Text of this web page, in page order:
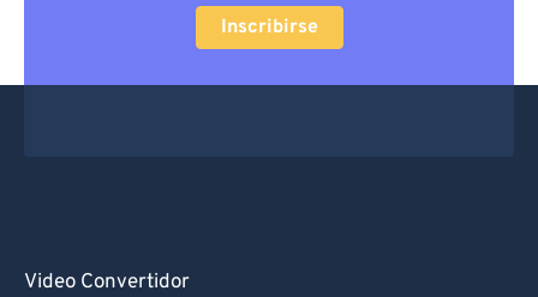
Inscribirse
Video Convertidor